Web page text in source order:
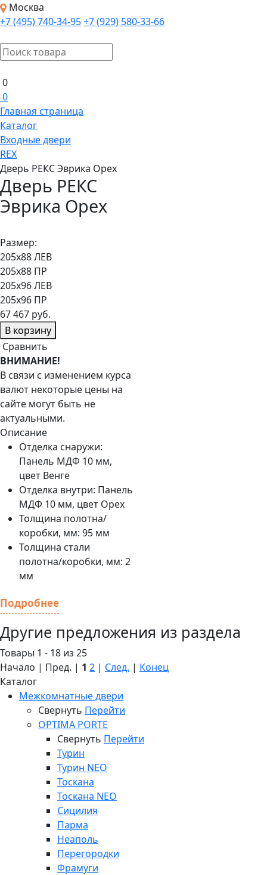
Москва
+7 (495) 740-34-95+7 (929) 580-33-66
0
0
Главная страница
Каталог
Входные двери
REX
Дверь РЕКС Эврика Орех
Дверь РЕКС
Эврика Орех
Размер:
205х88 ЛЕВ
205х88 ПР
205х96 ЛЕВ
205х96 ПР
67 467 руб.
В корзину
Сравнить
ВНИМАНИЕ!
В связи с изменением курса
валют некоторые цены на
сайте могут быть не
актуальными.
Описание
Отделка снаружи:
Панель МДФ 10 мм,
цвет Венге
Отделка внутри: Панель
МДФ 10 мм, цвет Орех
Толщина полотна/
коробки, мм: 95 мм
Толщина стали
полотна/коробки, мм: 2
мм
Подробнее
Другие предложения из раздела
Товары 1 - 18 из 25
Начало | Пред. | 1 2 | След. | Конец
Каталог
Межкомнатные двери
Свернуть Перейти
OPTIMA PORTE
Свернуть Перейти
Турин
Турин NEO
Тоскана
Тоскана NEO
Сицилия
Парма
Неаполь
Перегородки
Фрамуги